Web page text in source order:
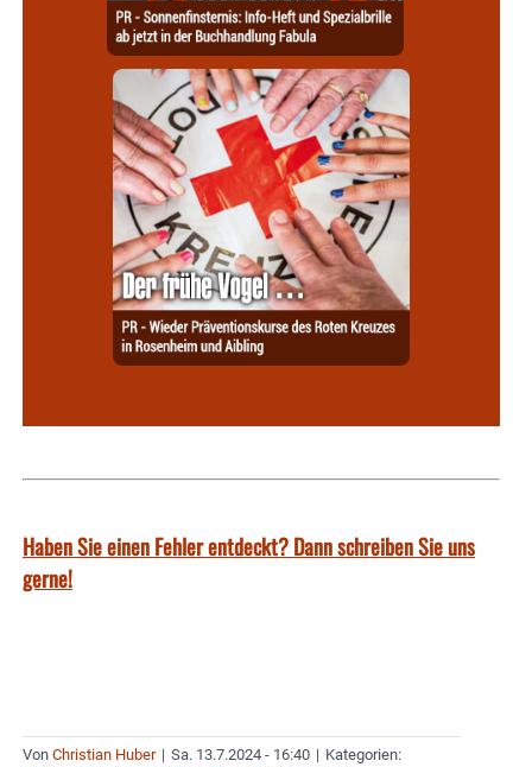
Haben Sie einen Fehler entdeckt? Dann schreiben Sie uns
gerne!
Von Christian Huber | Sa. 13.7.2024 - 16:40 | Kategorien: